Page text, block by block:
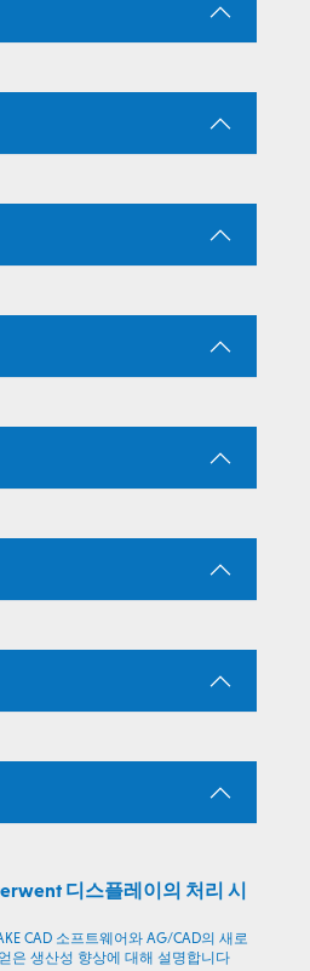
디스플레이의 처리 시
CAD 소프트웨어와 AG/CAD의 새로
은 생산성 향상에 대해 설명합니다